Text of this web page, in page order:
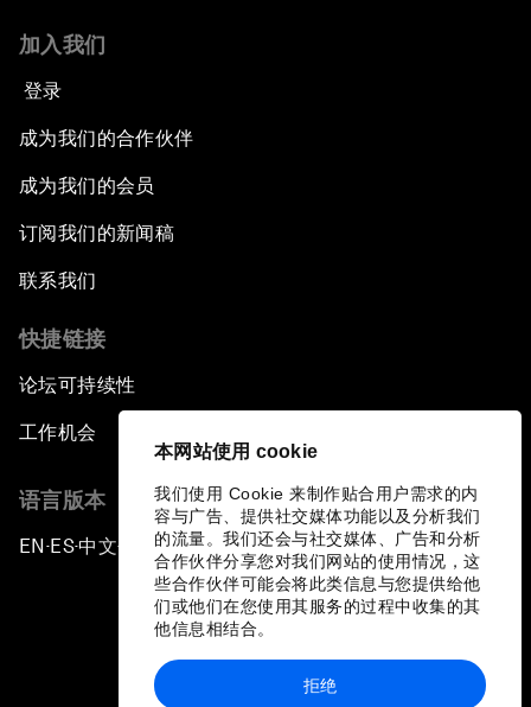
本网站使用 cookie
我们使用 Cookie 来制作贴合用户需求的内
容与广告、提供社交媒体功能以及分析我们
的流量。我们还会与社交媒体、广告和分析
合作伙伴分享您对我们网站的使用情况，这
些合作伙伴可能会将此类信息与您提供给他
们或他们在您使用其服务的过程中收集的其
他信息相结合。
拒绝
加入我们
登录
成为我们的合作伙伴
成为我们的会员
订阅我们的新闻稿
联系我们
快捷链接
论坛可持续性
工作机会
语言版本
EN ▪ES▪中文▪ 日本語